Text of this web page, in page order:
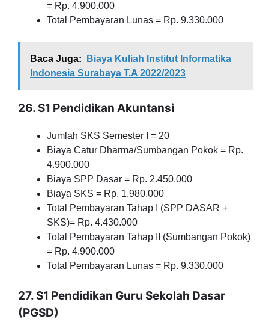
= Rp. 4.900.000
Total Pembayaran Lunas = Rp. 9.330.000
Baca Juga:
Biaya Kuliah Institut Informatika
Indonesia Surabaya T.A 2022/2023
26. S1 Pendidikan Akuntansi
Jumlah SKS Semester I = 20
Biaya Catur Dharma/Sumbangan Pokok = Rp.
4.900.000
Biaya SPP Dasar = Rp. 2.450.000
Biaya SKS = Rp. 1.980.000
Total Pembayaran Tahap I (SPP DASAR +
SKS)= Rp. 4.430.000
Total Pembayaran Tahap II (Sumbangan Pokok)
= Rp. 4.900.000
Total Pembayaran Lunas = Rp. 9.330.000
27. S1 Pendidikan Guru Sekolah Dasar
(PGSD)